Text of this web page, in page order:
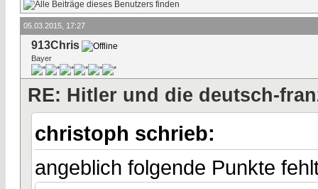
05.03.2015, 17:27
913Chris
Bayer
RE: Hitler und die deutsch-
christoph schrieb:
angeblich folgende Punkte